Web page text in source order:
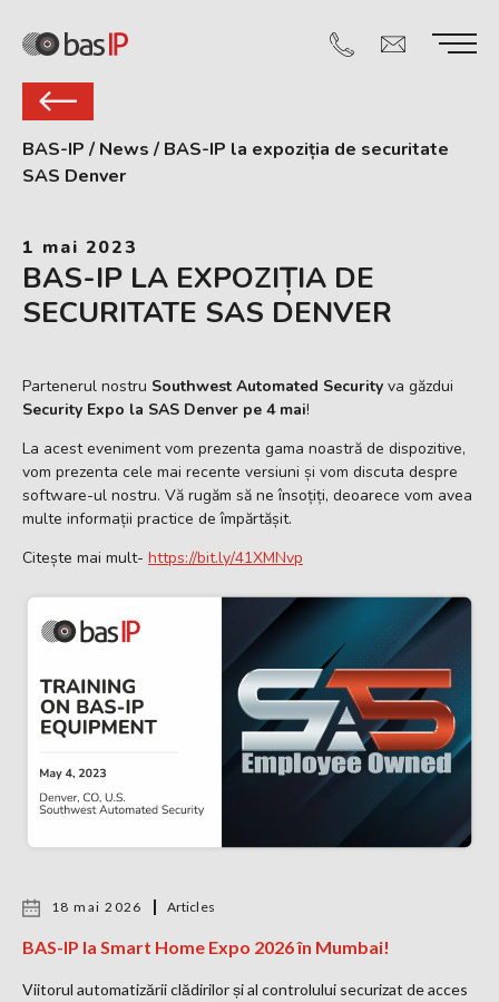
BAS-IP / News / BAS-IP la expoziția de securitate
SAS Denver
1 mai 2023
BAS-IP LA EXPOZIȚIA DE
SECURITATE SAS DENVER
Partenerul nostru Southwest Automated Security va găzdui
Security Expo la SAS Denver pe 4 mai!
La acest eveniment vom prezenta gama noastră de dispozitive,
vom prezenta cele mai recente versiuni și vom discuta despre
software-ul nostru. Vă rugăm să ne însoțiți, deoarece vom avea
multe informații practice de împărtășit.
Citește mai mult- https://bit.ly/41XMNvp
18 mai 2026 Articles
BAS-IP la Smart Home Expo 2026 în Mumbai!
Viitorul automatizării clădirilor și al controlului securizat de acces